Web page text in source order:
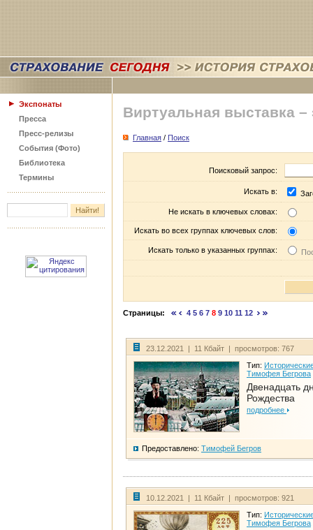
Экспонаты
Пресса
Пресс-релизы
События (Фото)
Библиотека
Термины
Виртуальная выставка –
Главная / Поиск
Поисковый запрос:
Искать в:
Не искать в ключевых словах:
Искать во всех группах ключевых слов:
Искать только в указанных группах:
Страницы: 4 5 6 7 8 9 10 11 12
23.12.2021 | 11 Кбайт | просмотров: 767
Тип:
Тимофея Бегрова
Двенадцать
Рождества
подробнее
Предоставлено: Тимофей Бегров
10.12.2021 | 11 Кбайт | просмотров: 921
Тип:
Тимофея Бегрова